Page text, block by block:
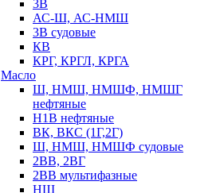
3В
АС-Ш, АС-НМШ
3В судовые
КВ
КРГ, КРГЛ, КРГА
Масло
Ш, НМШ, НМШФ, НМШГ
нефтяные
Н1В нефтяные
ВК, ВКС (1Г,2Г)
Ш, НМШ, НМШФ судовые
2ВВ, 2ВГ
2ВВ мультифазные
НШ